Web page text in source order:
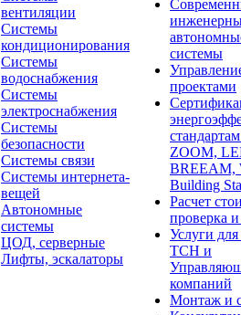
вентиляции
Системы
кондиционирования
Системы
водоснабжения
Системы
электроснабжения
Системы
безопасности
Системы связи
Системы интернета-
вещей
Автономные
системы
ЦОД, серверные
Лифты, эскалаторы
системы
проектами
ZOOM,
BREEAM,
Building
Расчет
проверка
Услуги
ТСН и
компаний
Монтаж и